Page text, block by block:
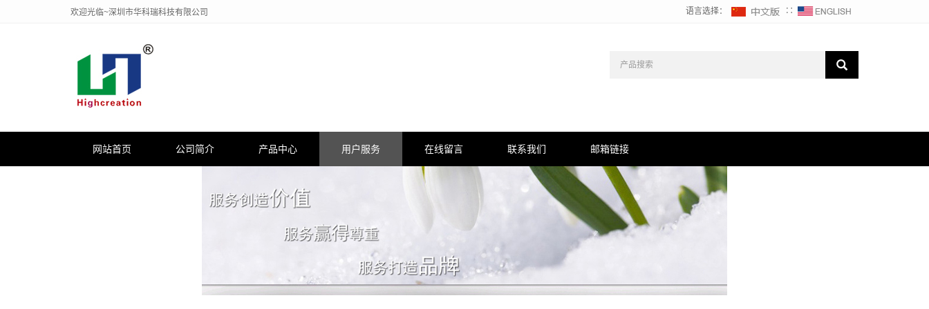
欢迎光临~深圳市华科瑞科技有限公司 语言选择： ∷
网站首页 公司简介 产品中心 用户服务 在线留言 联系我们 邮箱链接